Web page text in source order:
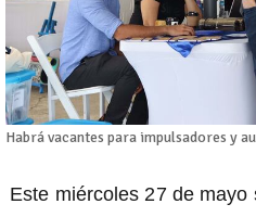
Habrá vacantes para impulsadores y
Este miércoles 27 de